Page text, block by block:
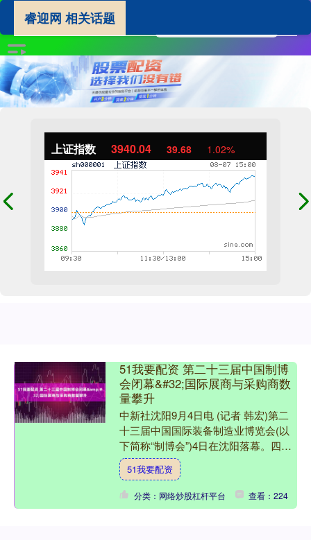
上证指数 3940.04 39.68 1.02%
睿迎网 相关话题
51我要配资 第二十三届中国制博
会闭幕&#32;国际展商与采购商数
量攀升
中新社沈阳9月4日电 (记者 韩宏)第二
十三届中国国际装备制造业博览会(以
下简称“制博会”)4日在沈阳落幕。四天
展期共吸引全球10个国家及地区的181
家外商在华....
51我要配资
分类：网络炒股杠杆平台 查看：224